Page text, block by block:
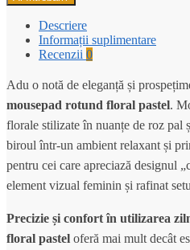
Descriere
Informații suplimentare
Recenzii 0
Adu o notă de eleganță și
mousepad rotund floral pastel.
florale stilizate în nuanțe de roz pal
biroul într-un ambient relaxant și
pentru cei care apreciază designul
element vizual feminin și rafinat
Precizie și confort în utilizarea
floral pastel oferă mai mult decât